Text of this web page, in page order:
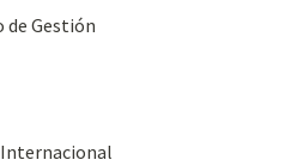
Gestión
Internacional